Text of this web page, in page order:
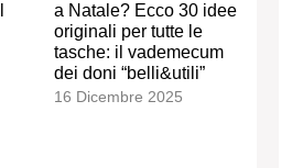
a Natale? Ecco 30 idee
originali per tutte le
tasche: il vademecum
dei doni “belli&utili”
16 Dicembre 2025